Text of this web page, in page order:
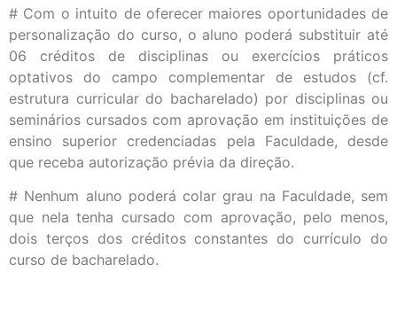
# Com o intuito de oferecer maiores oportunidades de
personalização do curso, o aluno poderá substituir até
06 créditos de disciplinas ou exercícios práticos
optativos do campo complementar de estudos (cf.
estrutura curricular do bacharelado) por disciplinas ou
seminários cursados com aprovação em instituições de
ensino superior credenciadas pela Faculdade, desde
que receba autorização prévia da direção.
# Nenhum aluno poderá colar grau na Faculdade, sem
que nela tenha cursado com aprovação, pelo menos,
dois terços dos créditos constantes do currículo do
curso de bacharelado.